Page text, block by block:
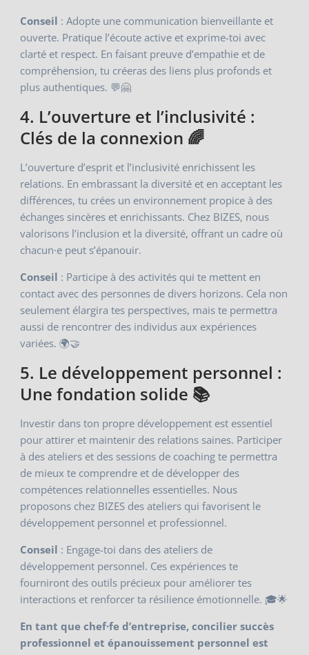
Conseil : Adopte une communication bienveillante et
ouverte. Pratique l’écoute active et exprime-toi avec
clarté et respect. En faisant preuve d’empathie et de
compréhension, tu créeras des liens plus profonds et
plus authentiques. 💬🤗
4. L’ouverture et l’inclusivité :
Clés de la connexion 🌈
L’ouverture d’esprit et l’inclusivité enrichissent les
relations. En embrassant la diversité et en acceptant les
différences, tu crées un environnement propice à des
échanges sincères et enrichissants. Chez BIZES, nous
valorisons l’inclusion et la diversité, offrant un cadre où
chacun·e peut s’épanouir.
Conseil : Participe à des activités qui te mettent en
contact avec des personnes de divers horizons. Cela non
seulement élargira tes perspectives, mais te permettra
aussi de rencontrer des individus aux expériences
variées. 🌍🤝
5. Le développement personnel :
Une fondation solide 📚
Investir dans ton propre développement est essentiel
pour attirer et maintenir des relations saines. Participer
à des ateliers et des sessions de coaching te permettra
de mieux te comprendre et de développer des
compétences relationnelles essentielles. Nous
proposons chez BIZES des ateliers qui favorisent le
développement personnel et professionnel.
Conseil : Engage-toi dans des ateliers de
développement personnel. Ces expériences te
fourniront des outils précieux pour améliorer tes
interactions et renforcer ta résilience émotionnelle. 🎓🌟
En tant que chef·fe d’entreprise, concilier succès
professionnel et épanouissement personnel est